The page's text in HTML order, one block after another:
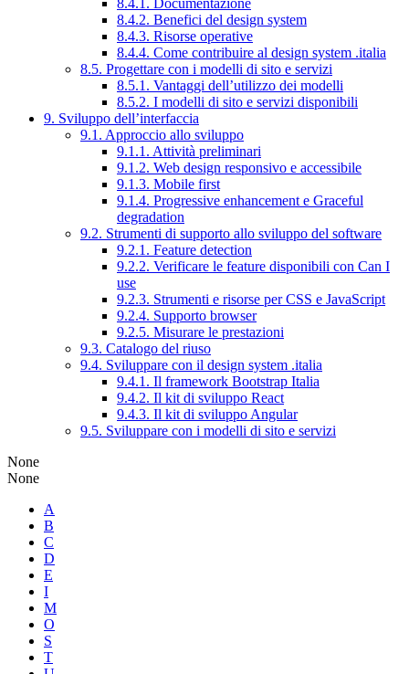
8.4.1. Documentazione
8.4.2. Benefici del design system
8.4.3. Risorse operative
8.4.4. Come contribuire al design system .italia
8.5. Progettare con i modelli di sito e servizi
8.5.1. Vantaggi dell’utilizzo dei modelli
8.5.2. I modelli di sito e servizi disponibili
9. Sviluppo dell’interfaccia
9.1. Approccio allo sviluppo
9.1.1. Attività preliminari
9.1.2. Web design responsivo e accessibile
9.1.3. Mobile first
9.1.4. Progressive enhancement e Graceful
degradation
9.2. Strumenti di supporto allo sviluppo del software
9.2.1. Feature detection
9.2.2. Verificare le feature disponibili con Can I
use
9.2.3. Strumenti e risorse per CSS e JavaScript
9.2.4. Supporto browser
9.2.5. Misurare le prestazioni
9.3. Catalogo del riuso
9.4. Sviluppare con il design system .italia
9.4.1. Il framework Bootstrap Italia
9.4.2. Il kit di sviluppo React
9.4.3. Il kit di sviluppo Angular
9.5. Sviluppare con i modelli di sito e servizi
None
None
A
B
C
D
E
I
M
O
S
T